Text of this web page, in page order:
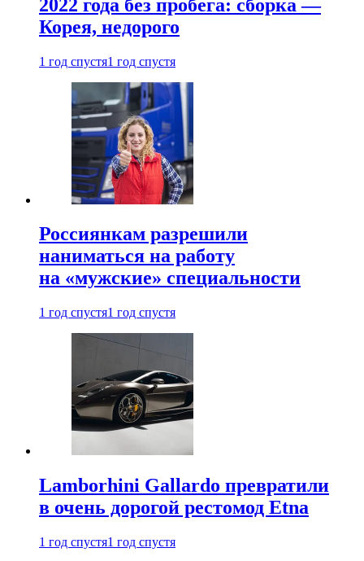
2022 года без пробега: сборка —
Корея, недорого
1 год спустя1 год спустя
Россиянкам разрешили
наниматься на работу
на «мужские» специальности
1 год спустя1 год спустя
Lamborhini Gallardo превратили
в очень дорогой рестомод Etna
1 год спустя1 год спустя